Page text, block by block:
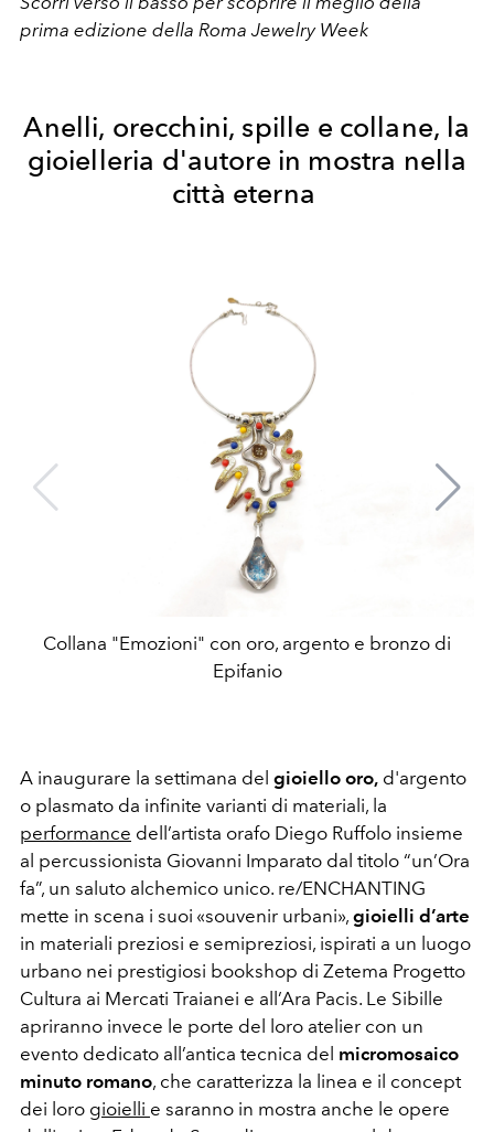
prima edizione della Roma Jewelry Week
Anelli, orecchini, spille e collane, la
gioielleria d'autore in mostra nella
città eterna
Collana "Emozioni" con oro, argento e bronzo di
Epifanio
A inaugurare la settimana del gioiello oro, d'argento
o plasmato da infinite varianti di materiali, la
performance dell’artista orafo Diego Ruffolo insieme
al percussionista Giovanni Imparato dal titolo “un’Ora
fa”, un saluto alchemico unico. re/ENCHANTING
mette in scena i suoi «souvenir urbani», gioielli d’arte
in materiali preziosi e semipreziosi, ispirati a un luogo
urbano nei prestigiosi bookshop di Zetema Progetto
Cultura ai Mercati Traianei e all’Ara Pacis. Le Sibille
apriranno invece le porte del loro atelier con un
evento dedicato all’antica tecnica del micromosaico
minuto romano, che caratterizza la linea e il concept
dei loro gioielli e saranno in mostra anche le opere